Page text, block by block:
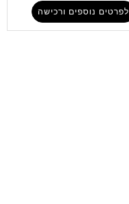
לפרטים נוספים ורכישה